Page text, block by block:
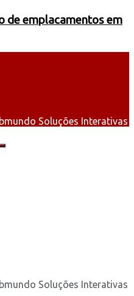
de emplacamentos em
Soluções Interativas
Soluções Interativas